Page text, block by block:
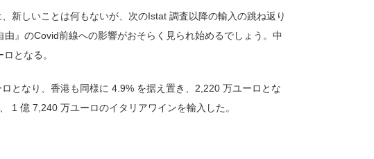
新しいことは何もないが、次のIstat 調査以降の輸入の跳ね返り
』のCovid前線への影響がおそらく見られ始めるでしょう。中
となる。
となり、香港も同様に 4.9% を据え置き、2,220 万ユーロとな
1 億 7,240 万ユーロのイタリアワインを輸入した。